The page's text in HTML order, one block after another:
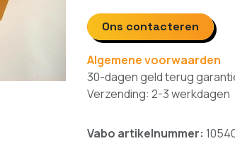
Ons contacteren
Algemene voorwaarden
30-dagen geld terug
Verzending: 2-3 werkdagen
Vabo artikelnummer: